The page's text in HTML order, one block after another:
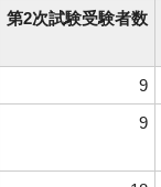
第2次試験受験者数
9
9